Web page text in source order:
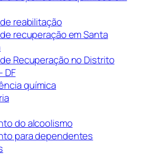
reabilitação
recuperação em Santa
Recuperação no Distrito
DF
química
do alcoolismo
para dependentes